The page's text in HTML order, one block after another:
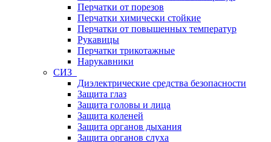
Перчатки от порезов
Перчатки химически стойкие
Перчатки от повышенных температур
Рукавицы
Перчатки трикотажные
Нарукавники
СИЗ
Диэлектрические средства безопасности
Защита глаз
Защита головы и лица
Защита коленей
Защита органов дыхания
Защита органов слуха